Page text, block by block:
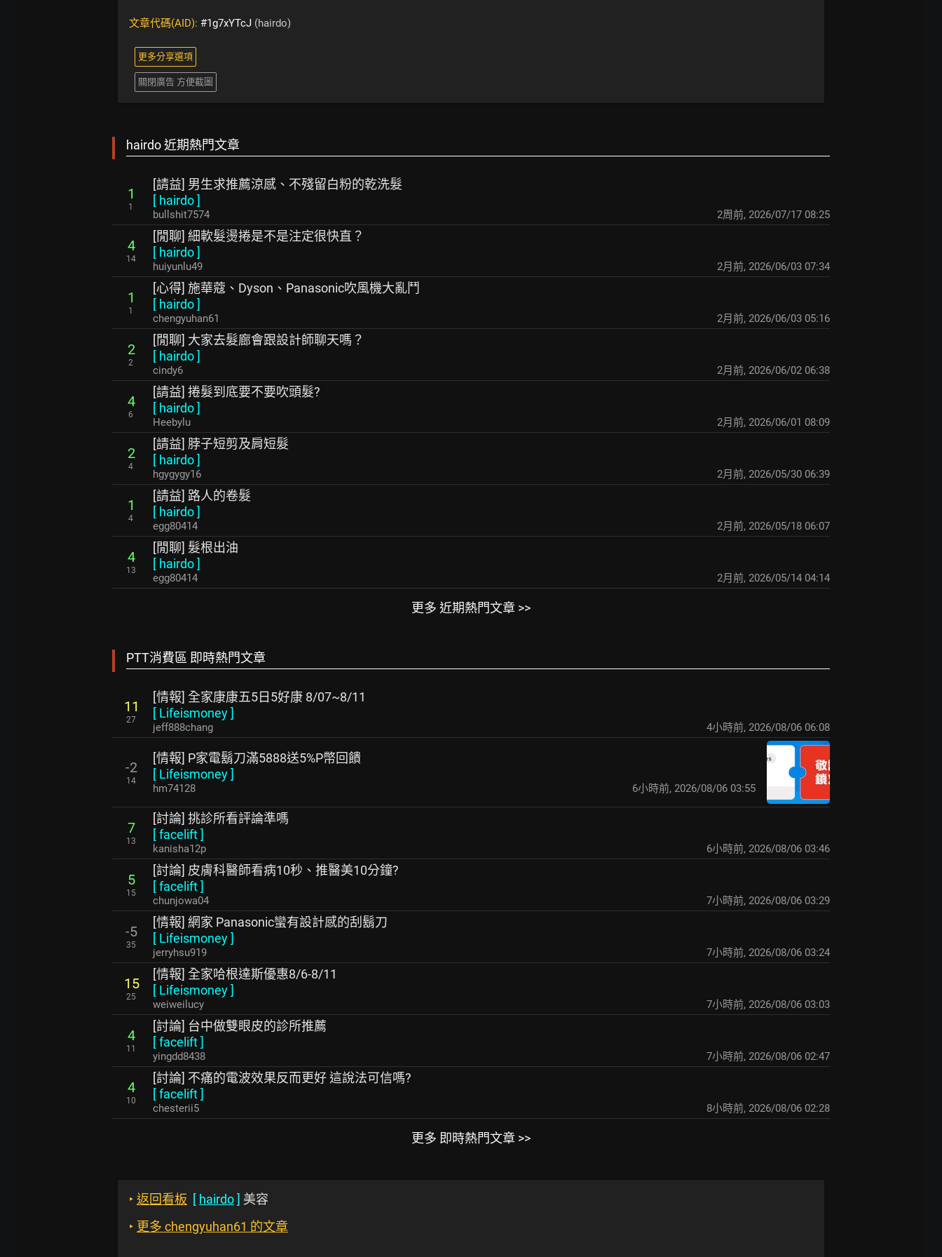
文章代碼(AID): #1g7xYTcJ (hairdo)
更多分享選項
關閉廣告 方便截圖
hairdo 近期熱門文章
1
1
[請益] 男生求推薦涼感、不殘留白粉的乾洗髮
[ hairdo]
bullshit7574 2周前, 2026/07/17 08:25
4
14
[閒聊] 細軟髮燙捲是不是注定很快直？
[ hairdo]
huiyunlu49 2月前, 2026/06/03 07:34
1
1
[心得] 施華蔻、Dyson、Panasonic吹風機大亂鬥
[ hairdo]
chengyuhan61 2月前, 2026/06/03 05:16
2
2
[閒聊] 大家去髮廊會跟設計師聊天嗎？
[ hairdo]
cindy6 2月前, 2026/06/02 06:38
4
6
[請益] 捲髮到底要不要吹頭髮?
[ hairdo]
Heebylu 2月前, 2026/06/01 08:09
2
4
[請益] 脖子短剪及肩短髮
[ hairdo]
hgygygy16 2月前, 2026/05/30 06:39
1
4
[請益] 路人的卷髮
[ hairdo]
egg80414 2月前, 2026/05/18 06:07
4
13
[閒聊] 髮根出油
[ hairdo]
egg80414 2月前, 2026/05/14 04:14
更多 近期熱門文章 >>
PTT消費區 即時熱門文章
11
27
[情報] 全家康康五5日5好康 8/07~8/11
[ Lifeismoney]
jeff888chang 4小時前, 2026/08/06 06:08
-2
14
[情報] P家電鬍刀滿5888送5%P幣回饋
[ Lifeismoney]
hm74128 6小時前, 2026/08/06 03:55
7
13
[討論] 挑診所看評論準嗎
[facelift]
kanisha12p 6小時前, 2026/08/06 03:46
5
15
[討論] 皮膚科醫師看病10秒、推醫美10分鐘?
[facelift]
chunjowa04 7小時前, 2026/08/06 03:29
-5
35
[情報] 網家 Panasonic蠻有設計感的刮鬍刀
[ Lifeismoney]
jerryhsu919 7小時前, 2026/08/06 03:24
15
25
[情報] 全家哈根達斯優惠8/6-8/11
[ Lifeismoney]
weiweilucy 7小時前, 2026/08/06 03:03
4
11
[討論] 台中做雙眼皮的診所推薦
[facelift]
yingdd8438 7小時前, 2026/08/06 02:47
4
10
[討論] 不痛的電波效果反而更好 這說法可信嗎?
[facelift]
chesterii5 8小時前, 2026/08/06 02:28
更多 即時熱門文章 >>
‣ 返回看板 [ hairdo] 美容
‣ 更多 chengyuhan61 的文章